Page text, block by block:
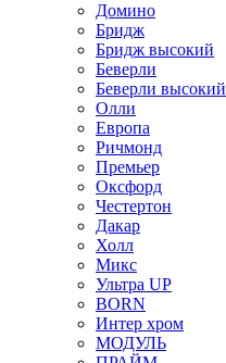
Домино
Бридж
Бридж высокий
Беверли
Беверли высокий
Олли
Европа
Ричмонд
Премьер
Оксфорд
Честертон
Дакар
Холл
Микс
Ультра UP
BORN
Интер хром
МОДУЛЬ